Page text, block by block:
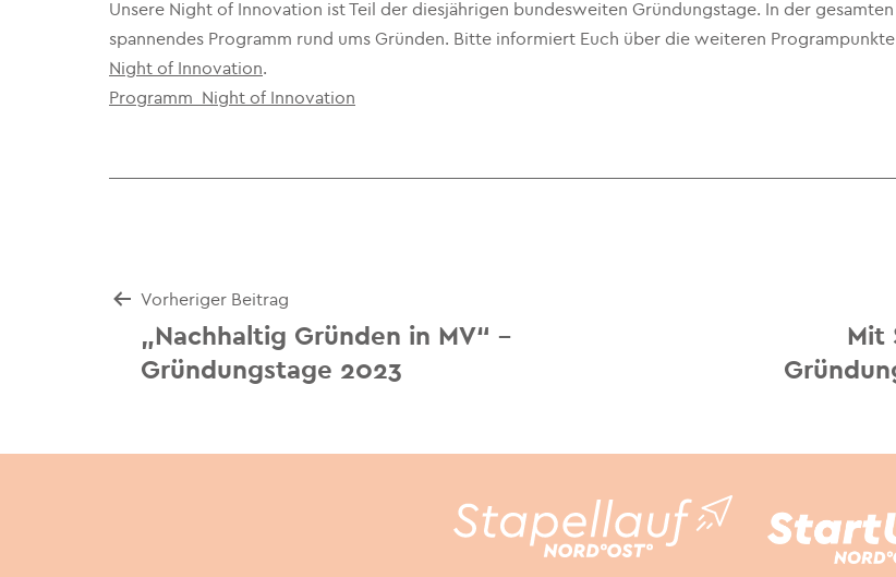
Unsere Night of Innovation ist Teil der diesjährigen bundesweiten Gründungstage. In der
spannendes Programm rund ums Gründen. Bitte informiert Euch über die weiteren
Night of Innovation.
Programm_Night of Innovation
Beitrags-
Navigation
Vorheriger Beitrag
„Nachhaltig Gründen in MV“ –
Gründungstage 2023
Mit